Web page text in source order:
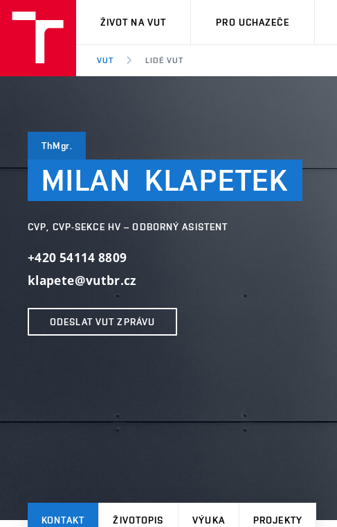
VUT
ŽIVOT NA VUT PRO UCHAZEČE
VUT LIDÉ VUT
ThMgr.
MILAN KLAPETEK
CVP, CVP-SEKCE HV – ODBORNÝ ASISTENT
+420 54114 8809
klapete@vutbr.cz
ODESLAT VUT ZPRÁVU
KONTAKT ŽIVOTOPIS VÝUKA PROJEKTY